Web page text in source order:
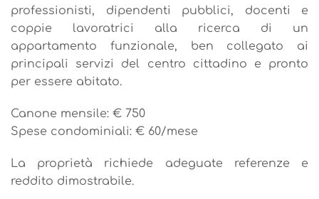
professionisti, dipendenti pubblici, docenti e
coppie lavoratrici alla ricerca di un
appartamento funzionale, ben collegato ai
principali servizi del centro cittadino e pronto
per essere abitato.
Canone mensile: € 750
Spese condominiali: € 60/mese
La proprietà richiede adeguate referenze e
reddito dimostrabile.